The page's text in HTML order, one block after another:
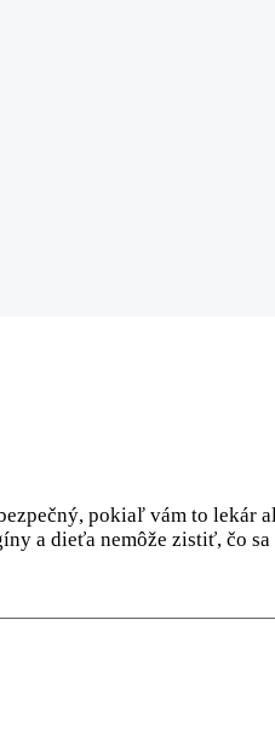
pokiaľ vám to
a dieťa nemôže zistiť, čo sa